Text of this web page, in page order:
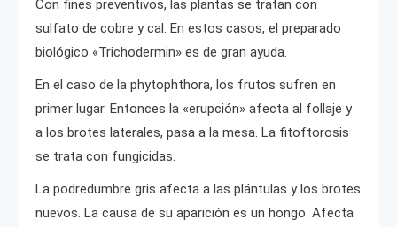
Con fines preventivos, las plantas se tratan con
sulfato de cobre y cal. En estos casos, el preparado
biológico «Trichodermin» es de gran ayuda.
En el caso de la phytophthora, los frutos sufren en
primer lugar. Entonces la «erupción» afecta al follaje y
a los brotes laterales, pasa a la mesa. La fitoftorosis
se trata con fungicidas.
La podredumbre gris afecta a las plántulas y los brotes
nuevos. La causa de su aparición es un hongo. Afecta